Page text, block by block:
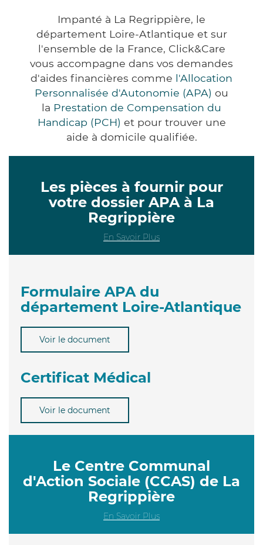
Impanté à La Regrippière, le
département Loire-Atlantique et sur
l'ensemble de la France, Click&Care
vous accompagne dans vos demandes
d'aides financières comme l'Allocation
Personnalisée d'Autonomie (APA) ou
la Prestation de Compensation du
Handicap (PCH) et pour trouver une
aide à domicile qualifiée.
Les pièces à fournir pour
votre dossier APA à La
Regrippière
En Savoir Plus
Formulaire APA du
département Loire-Atlantique
Voir le document
Certificat Médical
Voir le document
Le Centre Communal
d'Action Sociale (CCAS) de La
Regrippière
En Savoir Plus